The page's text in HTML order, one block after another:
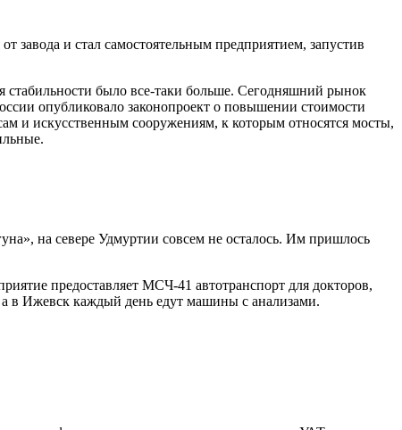
и стал самостоятельным предприятием, запустив
стабильности было все-таки больше. Сегодняшний рынок
опубликовало законопроект о повышении стоимости
и искусственным сооружениям, к которым относятся мосты,
на севере Удмуртии совсем не осталось. Им пришлось
предоставляет МСЧ-41 автотранспорт для докторов,
в Ижевск каждый день едут машины с анализами.